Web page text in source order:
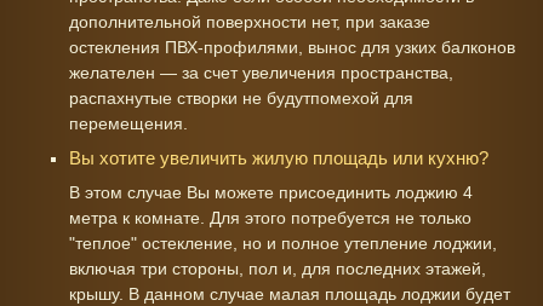
дополнительной поверхности нет, при заказе
остекления ПВХ-профилями, вынос для узких балконов
желателен — за счет увеличения пространства,
распахнутые створки не будутпомехой для
перемещения.
Вы хотите увеличить жилую площадь или кухню?
В этом случае Вы можете присоединить лоджию 4
метра к комнате. Для этого потребуется не только
"теплое" остекление, но и полное утепление лоджии,
включая три стороны, пол и, для последних этажей,
крышу. В данном случае малая площадь лоджии будет